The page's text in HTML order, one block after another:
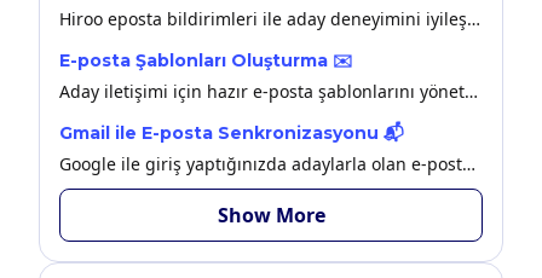
Hiroo eposta bildirimleri ile aday deneyimini iyileştirir ve İK ekiplerinin verimliliğini arttırır.
E-posta Şablonları Oluşturma ✉️
Aday iletişimi için hazır e-posta şablonlarını yönetebilirsiniz.
Gmail ile E-posta Senkronizasyonu 📬
Google ile giriş yaptığınızda adaylarla olan e-postalarınızı Hiroo üzerinden nasıl senkronize edebileceğinize bu makaleden ulaşabilirsiniz.
Show More